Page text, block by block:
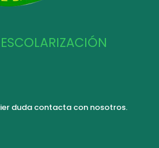
dudacontacta con nosotros.